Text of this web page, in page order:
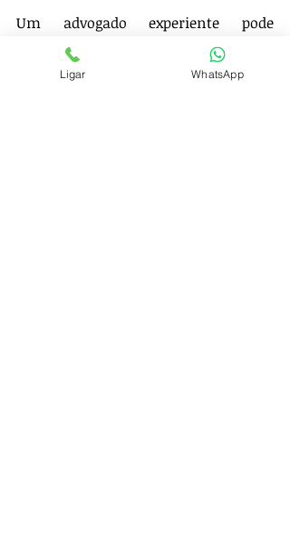
Um advogado experiente pode
também ajudar a evitar que o
investigado cometa erros, como
Ligar WhatsApp